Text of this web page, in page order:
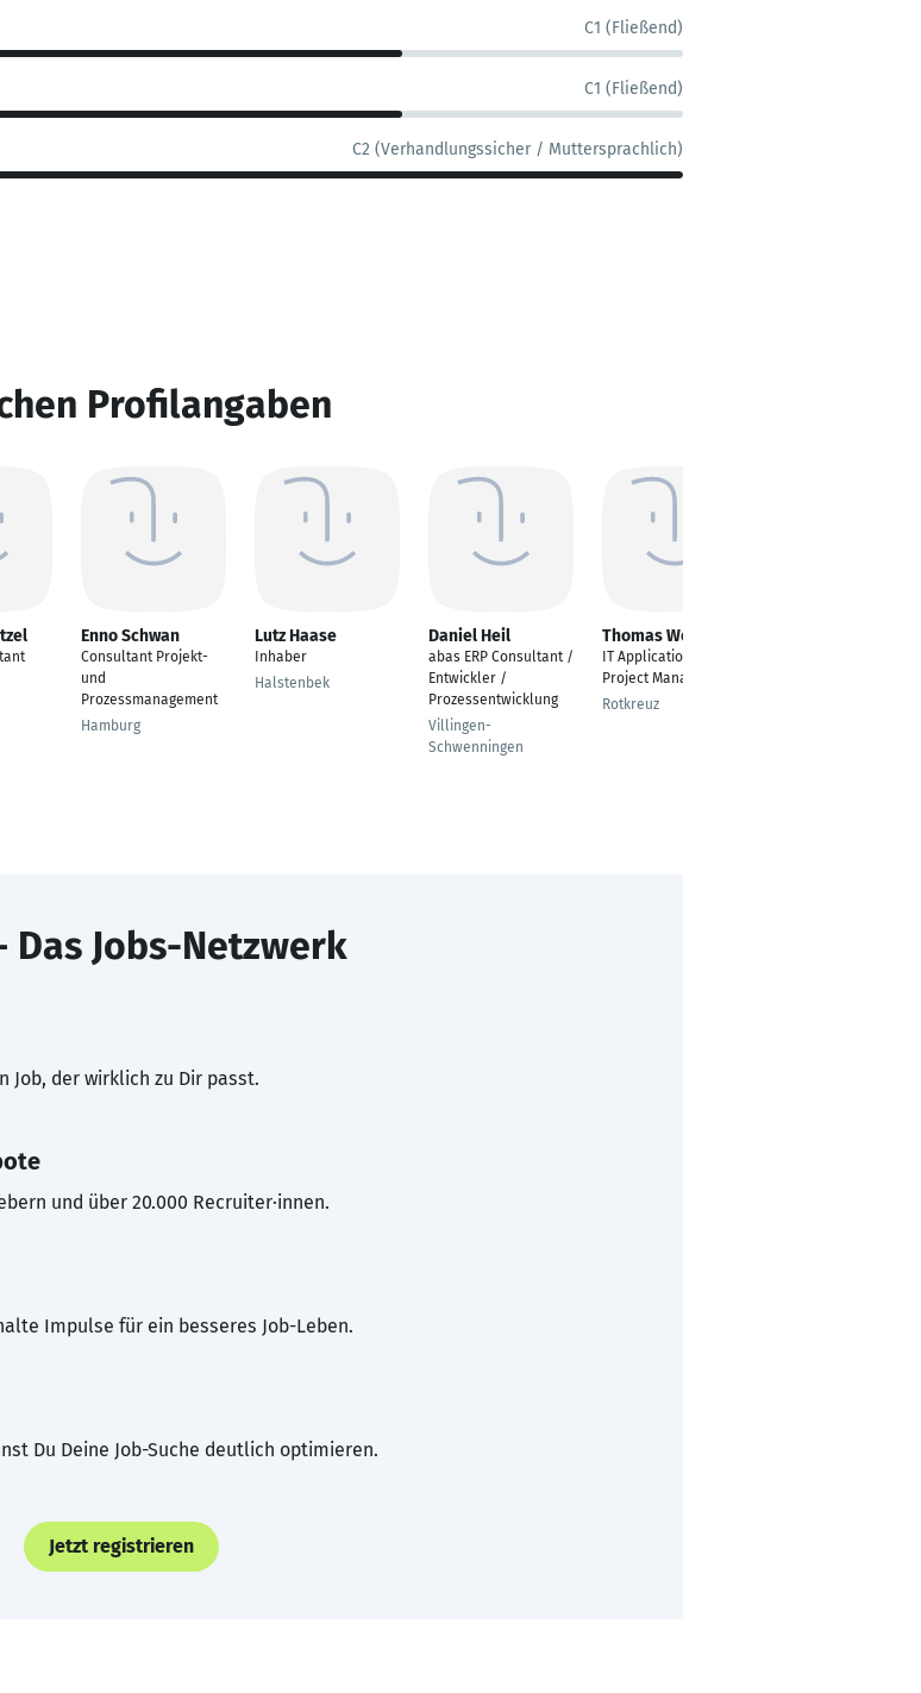
C1 (Fließend)
C1 (Fließend)
C2 (Verhandlungssicher / Muttersprachlich)
Profilangaben
Enno Schwan
Consultant Projekt-
und
Prozessmanagement
Hamburg
Lutz Haase
Inhaber
Halstenbek
Daniel Heil
abas ERP Consultant /
Entwickler /
Prozessentwicklung
Villingen-
Schwenningen
Thomas Weh
IT Application &
Project Manager
Rotkreuz
Das Jobs-Netzwerk
Job, der wirklich zu Dir passt.
und über 20.000 Recruiter·innen.
Impulse für ein besseres Job-Leben.
Du Deine Job-Suche deutlich optimieren.
Jetzt registrieren